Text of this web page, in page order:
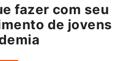
fazer com seu
de jovens